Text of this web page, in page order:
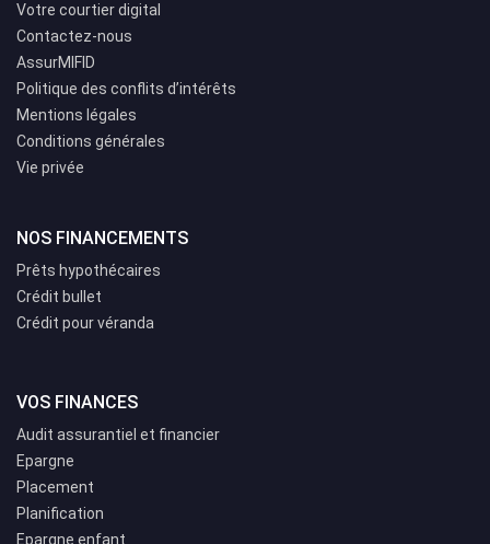
Votre courtier digital
Contactez-nous
AssurMIFID
Politique des conflits d’intérêts
Mentions légales
Conditions générales
Vie privée
NOS FINANCEMENTS
Prêts hypothécaires
Crédit bullet
Crédit pour véranda
VOS FINANCES
Audit assurantiel et financier
Epargne
Placement
Planification
Epargne enfant